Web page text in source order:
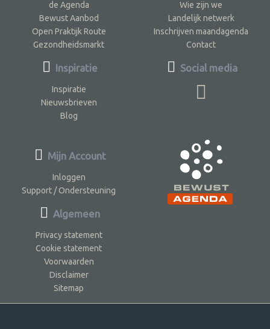
de Agenda
Bewust Aanbod
Open Praktijk Route
Gezondheidsmarkt
Inspiratie
Inspiratie
Nieuwsbrieven
Blog
Wie zijn we
Landelijk netwerk
Inschrijven maandagenda
Contact
Social media
Mijn Account
Inloggen
Support / Ondersteuning
Algemeen
Privacy statement
Cookie statement
Voorwaarden
Disclaimer
Sitemap